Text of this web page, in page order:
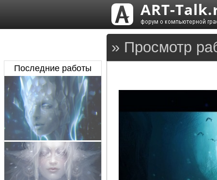
» Просмотр
Последние работы